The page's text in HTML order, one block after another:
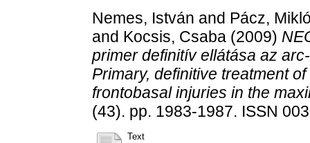
Nemes, István and Pácz,
and Kocsis, Csaba (2009)
primer definitív ellátása az
Primary, definitive treatment
frontobasal injuries in the
(43). pp. 1983-1987. ISSN
Text